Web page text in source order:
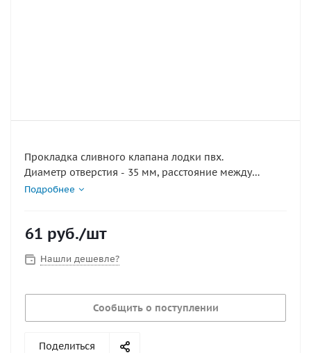
Прокладка сливного клапана лодки пвх.
Диаметр отверстия - 35 мм, расстояние между
отверстиями под шурупы - 60 мм
Подробнее
61 руб./шт
Нашли дешевле?
Сообщить о поступлении
Поделиться